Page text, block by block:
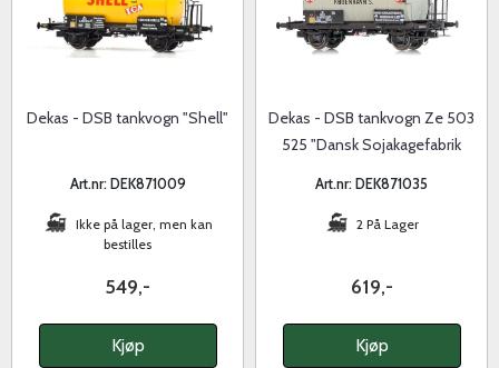
Dekas - DSB tankvogn "Shell"
Art.nr: DEK871009
Ikke på lager, men kan
bestilles
549,-
Kjøp
Dekas - DSB tankvogn Ze 503
525 "Dansk Sojakagefabrik
Art.nr: DEK871035
2 På Lager
619,-
Kjøp